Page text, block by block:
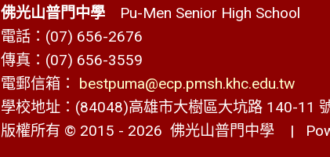
佛光山普門中學Pu-Men Senior High School
電話：(07) 656-2676
傳真：(07) 656-3559
電郵信箱： bestpuma@ecp.pmsh.khc.edu.tw
學校地址：(84048)高雄市大樹區大坑路 140-11
版權所有 © 2015 - 2026 佛光山普門中學 |